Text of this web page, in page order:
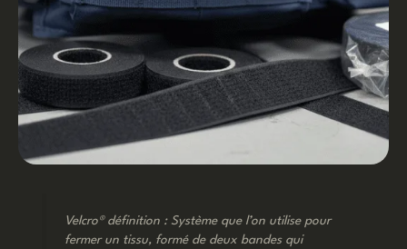
Velcro® définition : Système que l’on utilise pour
fermer un tissu, formé de deux bandes qui